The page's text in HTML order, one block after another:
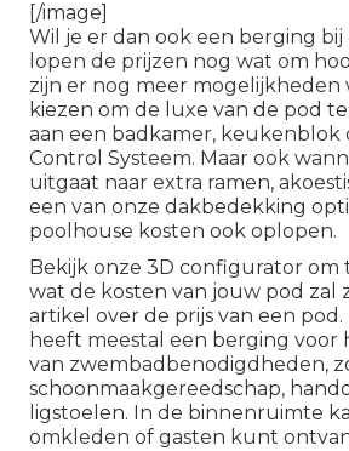
[/image]
Wil je er dan ook een berging bij
lopen de prijzen nog wat om
zijn er nog meer mogelijkheden
kiezen om de luxe van de pod
aan een badkamer, keukenblok
Control Systeem. Maar ook
uitgaat naar extra ramen,
een van onze dakbedekking
poolhouse kosten ook oplopen.
Bekijk onze 3D configurator om
wat de kosten van jouw pod zal
artikel over de prijs van een
heeft meestal een berging voor
van zwembadbenodigdheden,
schoonmaakgereedschap,
ligstoelen. In de binnenruimte
omkleden of gasten kunt